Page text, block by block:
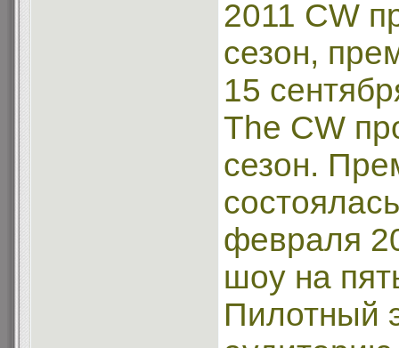
2011 CW
сезон,
15
The CW
сезон.
февраля
шоу на
Пилотный